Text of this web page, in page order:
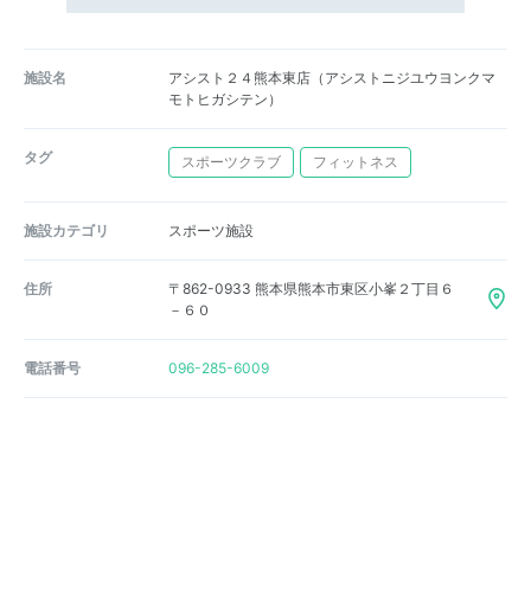
施設名
アシスト２４熊本東店（アシストニジユウヨンクマ
モトヒガシテン）
タグ スポーツクラブ フィットネス
施設カテゴリ スポーツ施設
住所
〒862-0933 熊本県熊本市東区小峯２丁目６
－６０
電話番号 096-285-6009